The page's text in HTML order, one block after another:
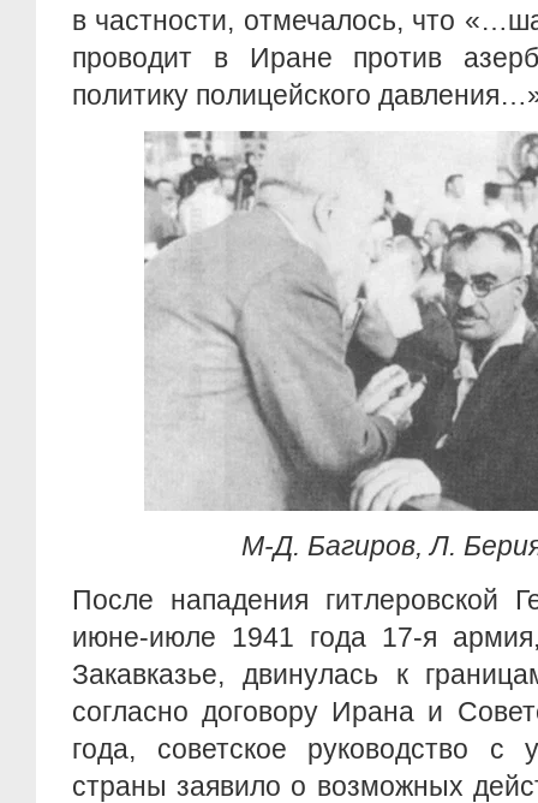
в частности, отмечалось, что
проводит в Иране против
политику полицейского
М-Д. Багиров, Л.
После нападения гитлеровской
июне-июле 1941 года 17-я
Закавказье, двинулась к
согласно договору Ирана и
года, советское руководство с
страны заявило о возможных